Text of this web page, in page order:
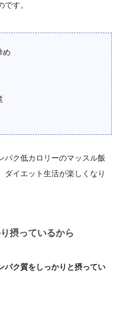
す。
め
パク低カロリーのマッスル飯
ダイエット生活が楽しくなり
摂っているから
パク質をしっかりと摂ってい